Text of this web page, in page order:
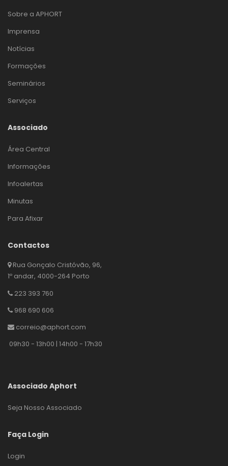
Sobre a APHORT
Imprensa
Notícias
Formações
Seminários
Serviços
Associado
Área Central
Informações
Infoalertas
Minutas
Para Afixar
Contactos
Rua Gonçalo Cristóvão, 96,
1º andar, 4000-264 Porto
223 393 760
968 690 606
correio@aphort.com
09h30 - 13h00 | 14h00 - 17h30
Associado Aphort
Seja Nosso Associado
Faça Login
Login